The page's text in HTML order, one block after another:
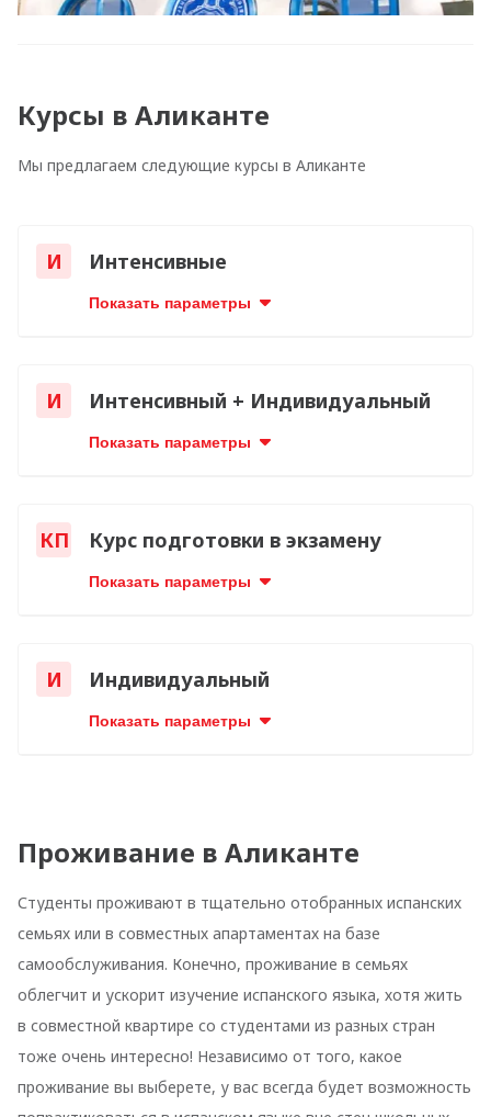
Курсы в Аликанте
Мы предлагаем следующие курсы в Аликанте
И Интенсивные
Показать параметры
И Интенсивный + Индивидуальный
Показать параметры
КП Курс подготовки в экзамену
Показать параметры
И Индивидуальный
Показать параметры
Проживание в Аликанте
Студенты проживают в тщательно отобранных испанских
семьях или в совместных апартаментах на базе
самообслуживания. Конечно, проживание в семьях
облегчит и ускорит изучение испанского языка, хотя жить
в совместной квартире со студентами из разных стран
тоже очень интересно! Независимо от того, какое
проживание вы выберете, у вас всегда будет возможность